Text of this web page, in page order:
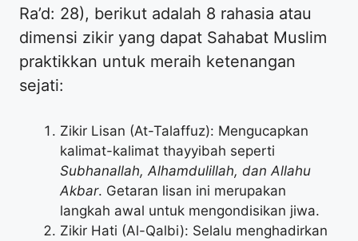
Ra’d: 28), berikut adalah 8 rahasia atau
dimensi zikir yang dapat Sahabat Muslim
praktikkan untuk meraih ketenangan
sejati:
Zikir Lisan (At-Talaffuz): Mengucapkan
kalimat-kalimat thayyibah seperti
Subhanallah, Alhamdulillah, dan Allahu
Akbar. Getaran lisan ini merupakan
langkah awal untuk mengondisikan jiwa.
Zikir Hati (Al-Qalbi): Selalu menghadirkan